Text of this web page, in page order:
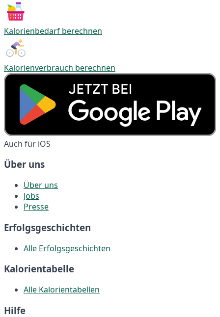
Kalorienbedarf berechnen
Kalorienverbrauch berechnen
Auch für iOS
Über uns
Über uns
Jobs
Presse
Erfolgsgeschichten
Alle Erfolgsgeschichten
Kalorientabelle
Alle Kalorientabellen
Hilfe